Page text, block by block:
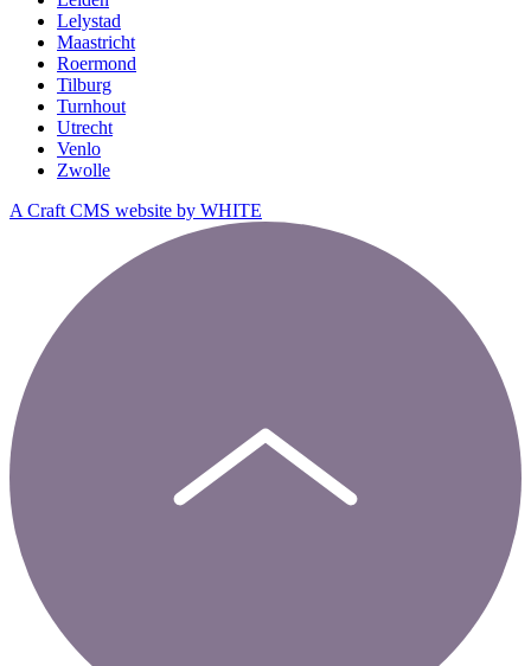
Lelystad
Maastricht
Roermond
Tilburg
Turnhout
Utrecht
Venlo
Zwolle
A Craft CMS website by WHITE